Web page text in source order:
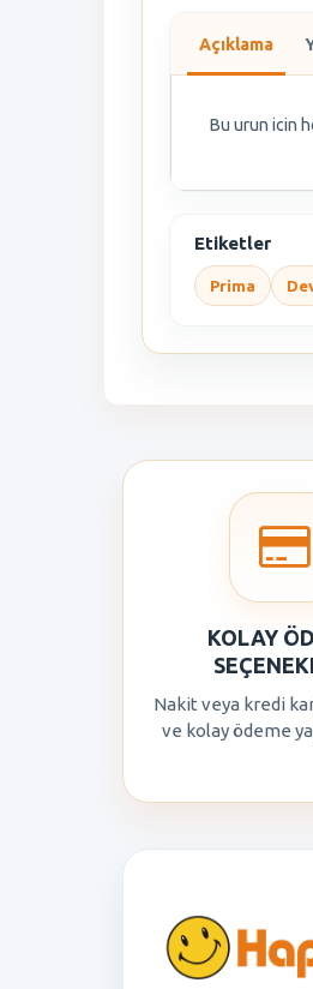
Açıklama
Bu urun icin
Etiketler
Prima
KOLAY
Nakit veya kredi
ve kolay ödeme